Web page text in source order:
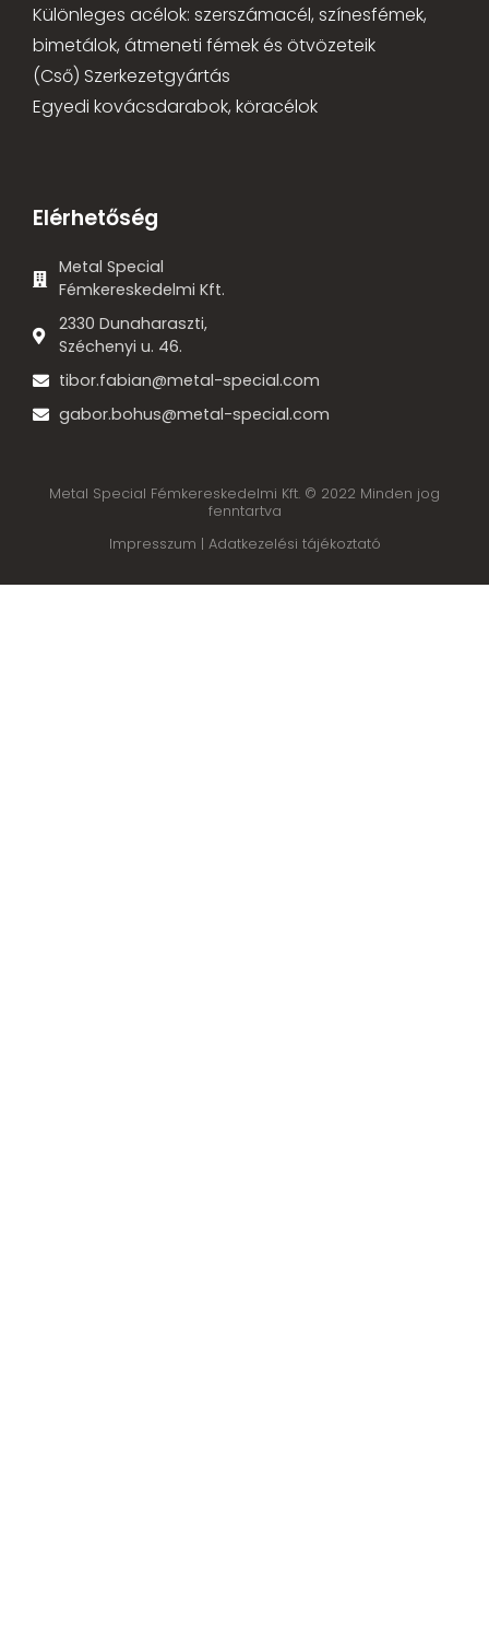
Különleges acélok: szerszámacél, színesfémek,
bimetálok, átmeneti fémek és ötvözeteik
(Cső) Szerkezetgyártás
Egyedi kovácsdarabok, köracélok
Elérhetőség
Metal Special
Fémkereskedelmi Kft.
2330 Dunaharaszti,
Széchenyi u. 46.
tibor.fabian@metal-special.com
gabor.bohus@metal-special.com
Metal Special Fémkereskedelmi Kft. © 2022 Minden jog
fenntartva
Impresszum | Adatkezelési tájékoztató